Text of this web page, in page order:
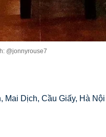
@jonnyrouse7
Mai Dịch, Cầu Giấy, Hà Nội